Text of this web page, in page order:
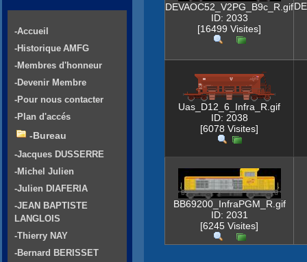
DEVAOC52_V2PG_B9c_R.gif
ID: 2033
[16499 Visites]
Uas_D12_6_Infra_R.gif
ID: 2038
[6078 Visites]
BB69200_InfraPGM_R.gif
ID: 2031
[6245 Visites]
-Accueil
-Historique AMFG
-Membres d'honneur
-Devenir Membre
-Pour nous contacter
-Plan d'accés
-Bureau
-Jacques DUSSERRE
-Michel Julien
-Julien DIAFERIA
-JEAN BAPTISTE
LANGLOIS
-Thierry NAY
-Bernard BERISSET